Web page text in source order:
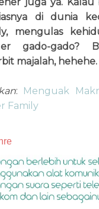
di dunia
mengulas
gado-gado?
majalah, hehehe.
: Menguak
Family